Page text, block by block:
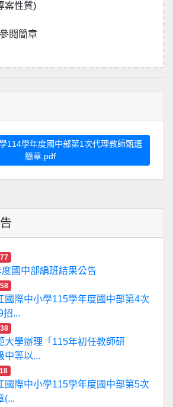
案性質)
閱簡章
114學年度國中部第1次代理教師甄選
簡章.pdf
國中部編班結果公告
國際中小學115學年度國中部第4次
招...
大學辦理「115年初任教師研
中等以...
國際中小學115學年度國中部第5次
(...